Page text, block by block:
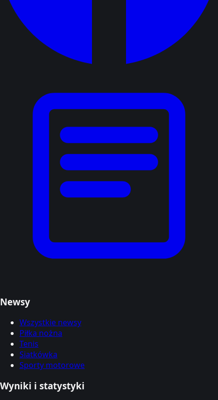
Newsy
Wszystkie newsy
Piłka nożna
Tenis
Siatkówka
Sporty motorowe
Wyniki i statystyki